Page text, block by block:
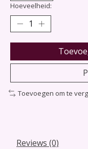
Hoeveelheid:
Toevoegen om te
Reviews (0)